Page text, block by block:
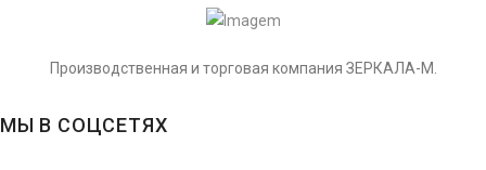
Производственная и торговая компания ЗЕРКАЛА-М.
МЫ В СОЦСЕТЯХ